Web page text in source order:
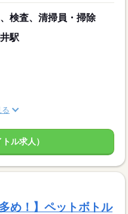
検査、清掃員・掃除
駅
る
ル求人）
め！】ペットボトル